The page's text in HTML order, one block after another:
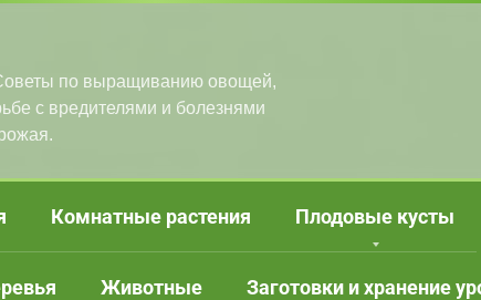
по выращиванию овощей,
с вредителями и болезнями
Комнатные растения Плодовые кусты
Животные Заготовки и хранение